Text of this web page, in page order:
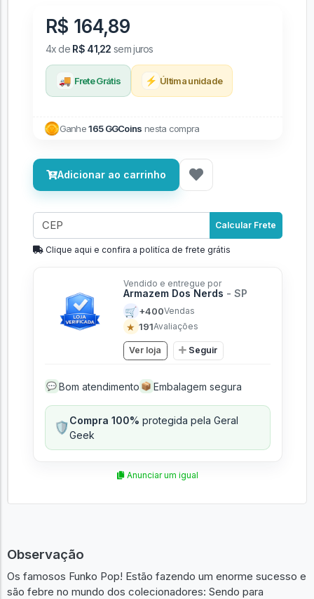
R$ 164,89
4x de R$ 41,22 sem juros
🚚 Frete Grátis ⚡ Última unidade
Ganhe165 GGCoins nesta compra
Adicionar ao carrinho
Calcular Frete
Clique aqui e confira a politíca de frete grátis
Vendido e entregue por
Armazem Dos Nerds - SP
🛒 +400Vendas
★ 191Avaliações
Ver loja Seguir
💬 Bom atendimento 📦 Embalagem segura
🛡️Compra 100% protegida pela Geral
Geek
Anunciar um igual
Observação
Os famosos Funko Pop! Estão fazendo um enorme sucesso e
são febre no mundo dos colecionadores: Sendo para